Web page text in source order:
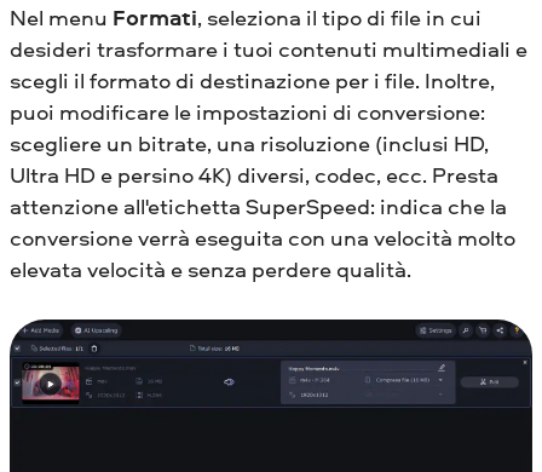
Nel menu Formati, seleziona il tipo di file in cui
desideri trasformare i tuoi contenuti multimediali e
scegli il formato di destinazione per i file. Inoltre,
puoi modificare le impostazioni di conversione:
scegliere un bitrate, una risoluzione (inclusi HD,
Ultra HD e persino 4K) diversi, codec, ecc. Presta
attenzione all'etichetta SuperSpeed: indica che la
conversione verrà eseguita con una velocità molto
elevata velocità e senza perdere qualità.